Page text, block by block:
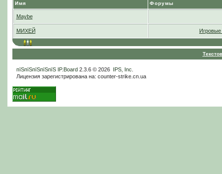
Имя Форумы
Maybe
МИХЕЙ Игровые
пїЅпїЅпїЅпїЅпїЅ IP.Board2.3.6 © 2026 IPS, Inc
Лицензия зарегистрирована на: counter-strike.cn.ua